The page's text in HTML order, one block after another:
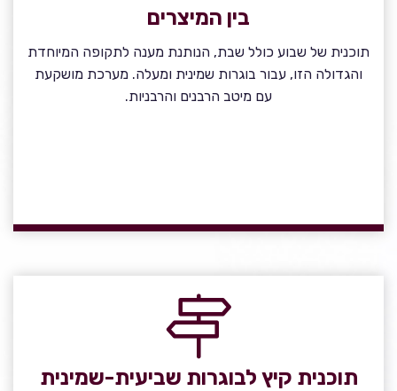
בין המיצרים
תוכנית של שבוע כולל שבת, הנותנת מענה לתקופה המיוחדת
והגדולה הזו, עבור בוגרות שמינית ומעלה. מערכת מושקעת
עם מיטב הרבנים והרבניות.
תוכנית קיץ לבוגרות שביעית-שמינית